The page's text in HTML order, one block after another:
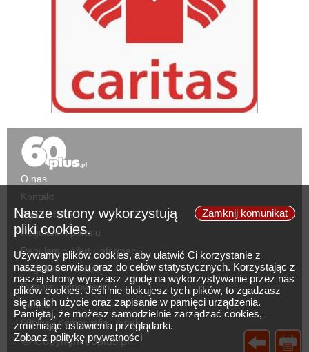
Zamknij komunikat
Nasze strony wykorzystują
pliki cookies.
Używamy plików cookies, aby ułatwić Ci korzystanie z
naszego serwisu oraz do celów statystycznych. Korzystając z
naszej strony wyrażasz zgodę na wykorzystywanie przez nas
plików cookies. Jeśli nie blokujesz tych plików, to zgadzasz
się na ich użycie oraz zapisanie w pamięci urządzenia.
Pamiętaj, że możesz samodzielnie zarządzać cookies,
zmieniając ustawienia przeglądarki.
Zobacz politykę prywatności
O nas
Kontakt
Zgłoś ofertę
Regulamin portalu
Regulamin ofert i informacji
Regulamin reklam
Pytania i odpowiedzi
Cennik
60plus - demografia i rynek
©Copyright 60plus.pl